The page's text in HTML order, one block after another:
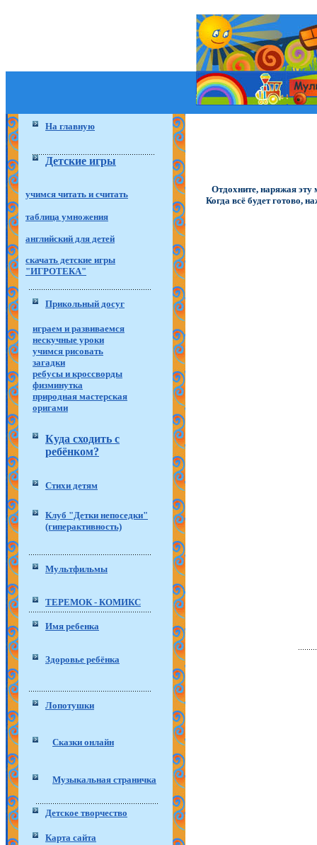
На главную
Детские игры
учимся читать и считать
таблица умножения
английский для детей
скачать детские игры
"ИГРОТЕКА"
Прикольный досуг
играем и развиваемся
нескучные уроки
учимся рисовать
загадки
ребусы и кроссворды
физминутка
природная мастерская
оригами
Куда сходить с
ребёнком?
Стихи детям
Клуб "Детки непоседки"
(гиперактивность)
Мультфильмы
ТЕРЕМОК - КОМИКС
Имя ребенка
Здоровье ребёнка
Лопотушки
Сказки онлайн
Музыкальная страничка
Детское творчество
Карта сайта
Отдохните, наряжая эту
Когда всё будет готово,